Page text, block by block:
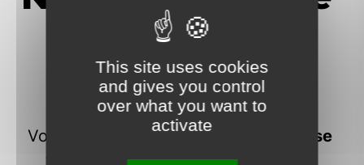
17C chemin des huches -
74100 Vétraz-Monthoux
This site uses cookies
and gives you control
over what you want to
activate